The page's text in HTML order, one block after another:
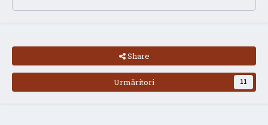
Share
Urmăritori 11